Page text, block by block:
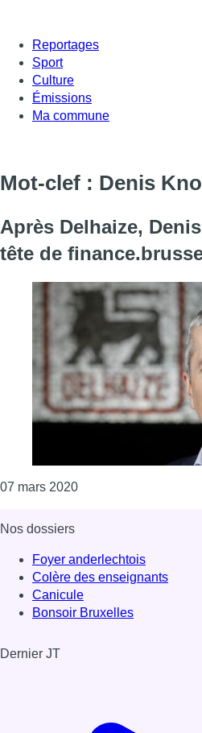
Reportages
Sport
Culture
Émissions
Ma commune
Mot-clef : Denis
Après Delhaize,
tête de
07 mars 2020Consulter l'article
Nos dossiers
Foyer anderlechtois
Colère des enseignants
Canicule
Bonsoir Bruxelles
Dernier JT